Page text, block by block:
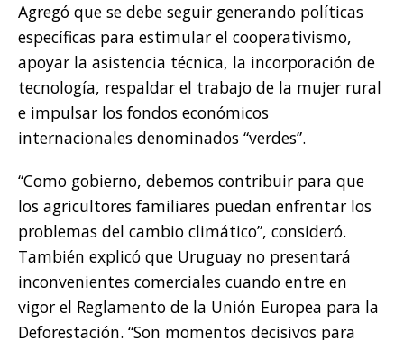
Agregó que se debe seguir generando políticas
específicas para estimular el cooperativismo,
apoyar la asistencia técnica, la incorporación de
tecnología, respaldar el trabajo de la mujer rural
e impulsar los fondos económicos
internacionales denominados “verdes”.
“Como gobierno, debemos contribuir para que
los agricultores familiares puedan enfrentar los
problemas del cambio climático”, consideró.
También explicó que Uruguay no presentará
inconvenientes comerciales cuando entre en
vigor el Reglamento de la Unión Europea para la
Deforestación. “Son momentos decisivos para